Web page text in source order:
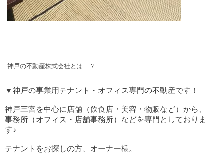
神戸の不動産株式会社とは…？
▼神戸の事業用テナント・オフィス専門の不動産です！
神戸三宮を中心に店舗（飲食店・美容・物販など）から、
事務所（オフィス・店舗事務所）などを専門としておりま
す♪
テナントをお探しの方、オーナー様。